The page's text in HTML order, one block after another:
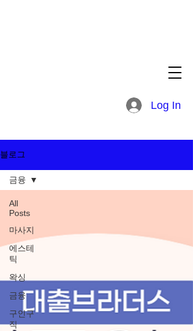
Log In
블로그
All
Posts
마사지
에스테
틱
왁싱
금융
구인구
직
금융